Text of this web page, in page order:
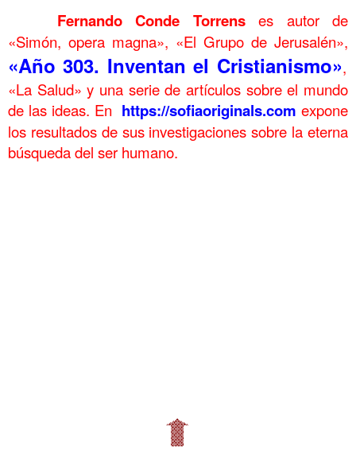
Fernando Conde Torrenses autor de
«Simón, opera magna», «El Grupo de Jerusalén»,
«Año 303. Inventan el Cristianismo»,
«La Salud» y una serie de artículos sobre el mundo
de las ideas. En https://sofiaoriginals.com expone
los resultados de sus investigaciones sobre la eterna
búsqueda del ser humano.